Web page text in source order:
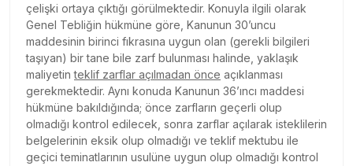
çelişki ortaya çıktığı görülmektedir. Konuyla ilgili olarak
Genel Tebliğin hükmüne göre, Kanunun 30’uncu
maddesinin birinci fıkrasına uygun olan (gerekli bilgileri
taşıyan) bir tane bile zarf bulunması halinde, yaklaşık
maliyetinteklif zarflar açılmadan önce açıklanması
gerekmektedir. Aynı konuda Kanunun 36’ıncı maddesi
hükmüne bakıldığında; önce zarfların geçerli olup
olmadığı kontrol edilecek, sonra zarflar açılarak isteklilerin
belgelerinin eksik olup olmadığı ve teklif mektubu ile
geçici teminatlarının usulüne uygun olup olmadığı kontrol